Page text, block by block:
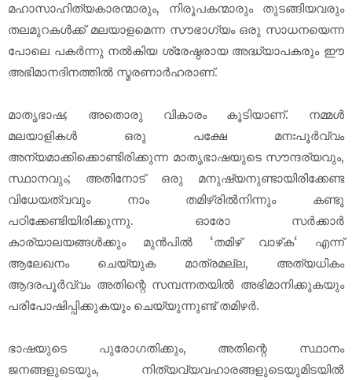
മഹാസാഹിത്യകാരന്മാരും, നിരൂപകന്മാരും തുടങ്ങിയവരും
തലമുറകൾക്ക് മലയാളമെന്ന സൗഭാഗ്യം ഒരു സാധനയെന്ന
പോലെ പകർന്നു നൽകിയ ശ്രേഷ്ഠരായ അദ്ധ്യാപകരും ഈ
അഭിമാനദിനത്തിൽ സ്മരണാർഹരാണ്.
മാതൃഭാഷ; അതൊരു വികാരം കൂടിയാണ്. നമ്മൾ
മലയാളികൾ ഒരു പക്ഷേ മനഃപൂർവ്വം
അന്യമാക്കിക്കൊണ്ടിരിക്കുന്ന മാതൃഭാഷയുടെ സൗന്ദര്യവും,
സ്ഥാനവും; അതിനോട് ഒരു മനുഷ്യനുണ്ടായിരിക്കേണ്ട
വിധേയത്വവും നാം തമിഴ്രിൽനിന്നും കണ്ടു
പഠിക്കേണ്ടിയിരിക്കുന്നു. ഓരോ സർക്കാർ
കാര്യാലയങ്ങൾക്കും മുൻപിൽ ‘തമിഴ് വാഴ്‌ക‘ എന്ന്
ആലേഖനം ചെയ്യുക മാത്രമല്ല, അത്യധികം
ആദരപൂർവ്വം അതിന്റെ സമ്പന്നതയിൽ അഭിമാനിക്കുകയും
പരിപോഷിപ്പിക്കുകയും ചെയ്യുന്നുണ്ട് തമിഴർ.
ഭാഷയുടെ പുരോഗതിക്കും, അതിന്റെ സ്ഥാനം
ജനങ്ങളുടെയും, നിത്യവ്യവഹാരങ്ങളുടെയുമിടയിൽ